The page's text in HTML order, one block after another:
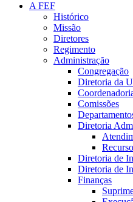
A FEF
Histórico
Missão
Diretores
Regimento
Administração
Congregação
Diretoria da
Comissões
Diretoria
Diretoria de
Diretoria de
Finanças